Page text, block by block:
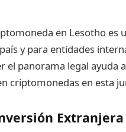
en Lesotho
y para entidades
el panorama legal ayuda
criptomonedas en esta
Extranjera